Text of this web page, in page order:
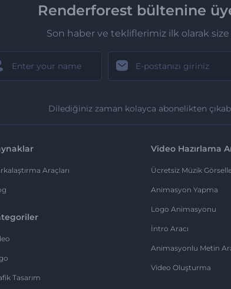
Renderforest bültenine
Son haber ve tekliflerimiz ilk olarak size
Dilediğiniz zaman kolayca abonelikten
Araçları
Tasarım
Video Hazırlama
Ücretsiz Müzik
Animasyon Yapma
Logo Animasyonu
İntro Aracı
Animasyonlu Metin
Video Oluşturma